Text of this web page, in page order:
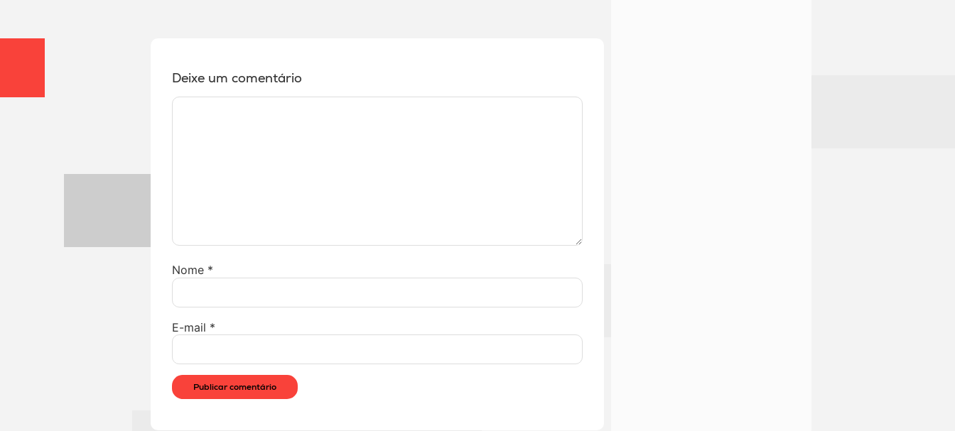
Deixe um comentário
Nome *
E-mail *